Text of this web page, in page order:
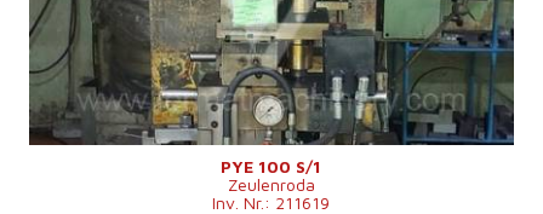
Die Abmessungen des Desktop
750x560 mm
Stößelabmessungen
530x400 mm
Hauptmotorleistung
15 kW
Maschinenabmessungen L x B x H1900x1200x3030 mm
Maschinengewicht
5000 kg
Max. Stößelhub
500 mm
Ausladung
360 mm
nein
PYE 100 S/1
Zeulenroda
Inv. Nr.: 211619